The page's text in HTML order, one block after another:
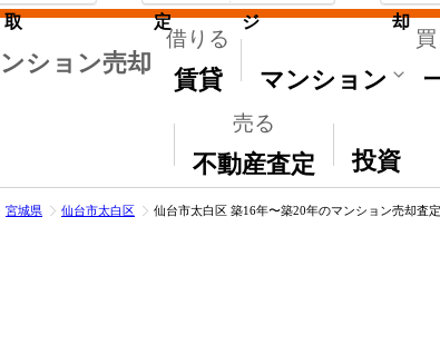
ション売却
借りる
賃貸
買
マンション
売る
不動産査定
その他
投資
取 定 ジ 却
宮城県 仙台市太白区 仙台市太白区 築16年〜築20年のマンション売却査定